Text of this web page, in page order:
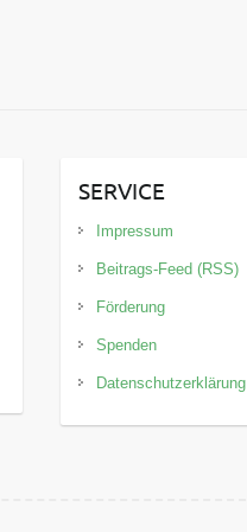
SERVICE
Impressum
Beitrags-Feed (RSS)
Förderung
Spenden
Datenschutzerklärung